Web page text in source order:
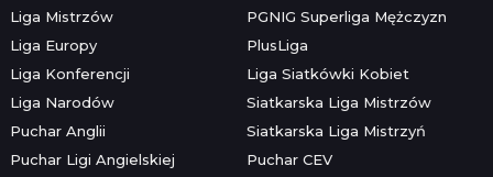
Liga Mistrzów
Liga Europy
Liga Konferencji
Liga Narodów
Puchar Anglii
Puchar Ligi Angielskiej
PGNIG Superliga Mężczyzn
PlusLiga
Liga Siatkówki Kobiet
Siatkarska Liga Mistrzów
Siatkarska Liga Mistrzyń
Puchar CEV